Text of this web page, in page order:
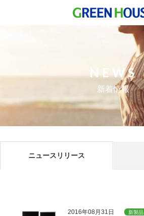
NEWS
新着情報
ニュースリリース
2016年08月31日 新製品